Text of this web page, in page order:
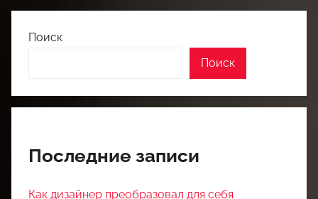
Поиск
Поиск
Последние записи
Как дизайнер преобразовал для себя